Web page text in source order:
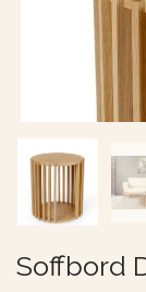
Soffbord